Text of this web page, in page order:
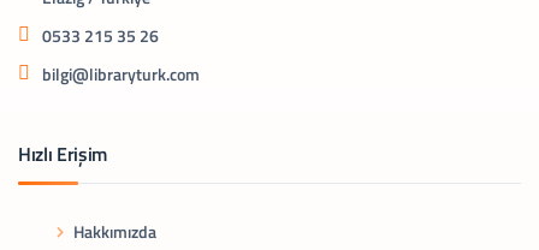
0533 215 35 26
bilgi@libraryturk.com
Hızlı Erişim
Hakkımızda